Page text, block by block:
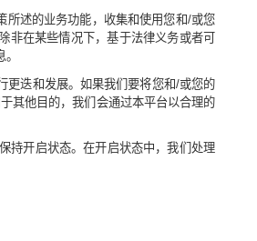
所述的业务功能，收集和使用您和/或您
非在某些情况下，基于法律义务或者可
更迭和发展。如果我们要将您和/或您的
其他目的，我们会通过本平台以合理的
持开启状态。在开启状态中，我们处理